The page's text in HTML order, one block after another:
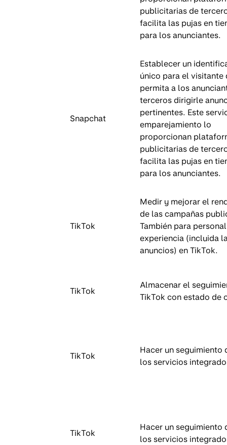
publicitarias de
facilita las pujas en
para los anunciantes.
Snapchat
Establecer un
único para el visitante
permita a los
terceros dirigirle
pertinentes. Este
emparejamiento lo
proporcionan
publicitarias de
facilita las pujas en
para los anunciantes.
TikTok
Medir y mejorar el
de las campañas
También para
experiencia (incluida
anuncios) en TikTok.
TikTok
Almacenar el
TikTok con estado de
TikTok
Hacer un seguimiento
los servicios
TikTok
Hacer un seguimiento
los servicios